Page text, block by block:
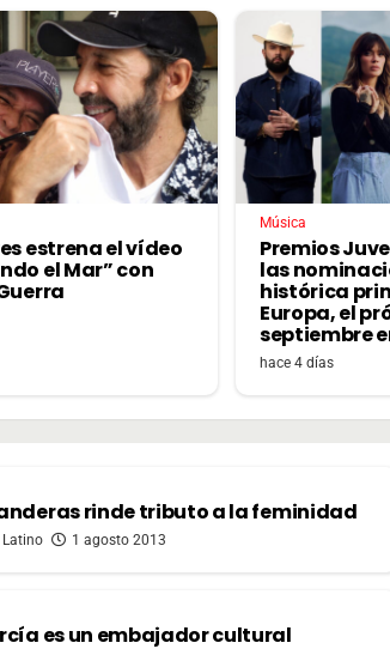
estrena el vídeo
el Mar” con
Música
Premios
las
histórica
Europa, el
septiembre
hace 4 días
rinde tributo a la feminidad
Latino 1 agosto 2013
es un embajador cultural